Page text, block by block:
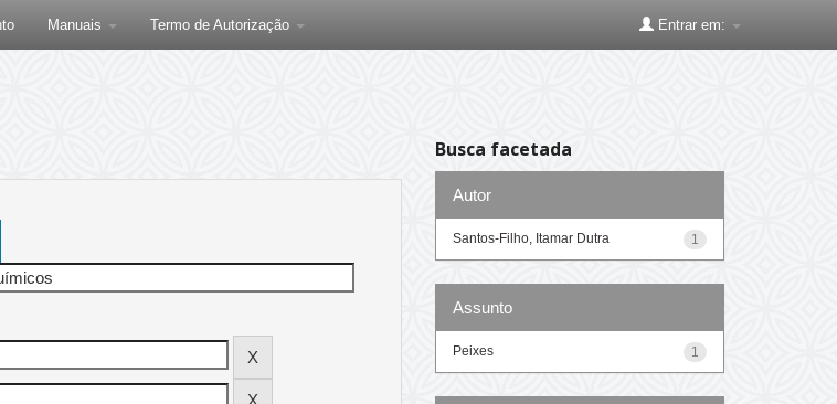
Manuais Termo de Autorização Entrar em:
Busca facetada
Autor
1
Santos-Filho, Itamar Dutra
Assunto
1
Peixes